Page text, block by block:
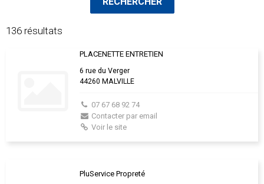
136 résultats
PLACENETTE ENTRETIEN
6 rue du Verger
44260 MALVILLE
07 67 68 92 74
Contacter par email
Voir le site
PluService Propreté